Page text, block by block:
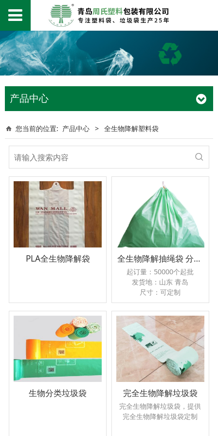
产品中心
您当前的位置: 产品中心 > 全生物降解塑料袋
PLA全生物降解袋 全生物降解抽绳袋 分类拉绳垃圾袋厂家
起订量：50000个起批
发货地：山东 青岛
尺寸：可定制
加印LOGO：是
日生产量：30吨
耐承重度：强
工艺：热切,胶印
贸易属性:内贸+外贸
品牌：周氏塑料
是否跨境出口专供货源：是
生物分类垃圾袋 完全生物降解垃圾袋
完全生物降解垃圾袋，提供
完全生物降解垃圾袋定制